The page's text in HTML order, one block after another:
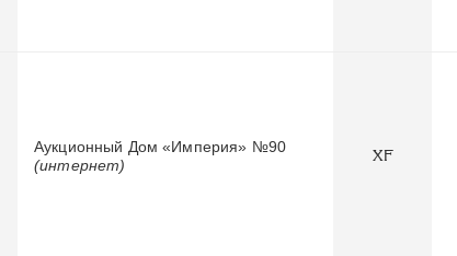
Аукционный Дом «Империя» №90
(интернет)
XF